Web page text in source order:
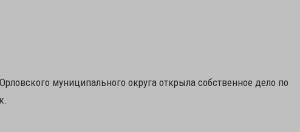
муниципального округа открыла собственное дело по